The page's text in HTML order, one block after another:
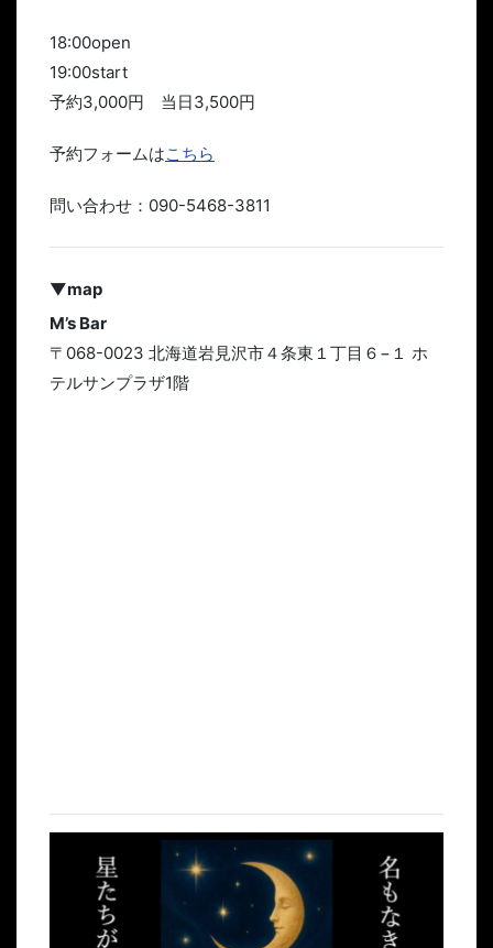
18:00open
19:00start
予約3,000円 当日3,500円
予約フォームはこちら
問い合わせ：090-5468-3811
▼map
M’s Bar
〒068-0023 北海道岩見沢市４条東１丁目６−１ ホ
テルサンプラザ1階